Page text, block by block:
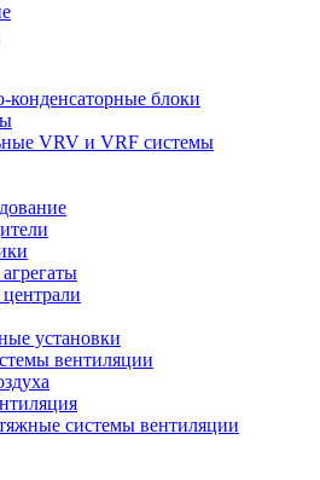
конденсаторные блоки
VRV и VRF системы
установки
вентиляции
системы вентиляции